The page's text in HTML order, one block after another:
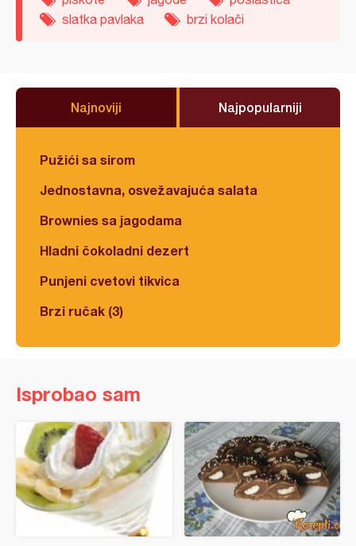
slatka pavlaka
brzi kolači
Najnoviji Najpopularniji
Pužići sa sirom
Jednostavna, osvežavajuća salata
Brownies sa jagodama
Hladni čokoladni dezert
Punjeni cvetovi tikvica
Brzi ručak (3)
Isprobao sam